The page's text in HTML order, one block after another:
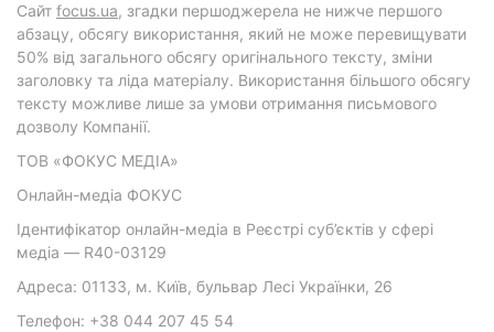
Cайт focus.ua, згадки першоджерела не нижче першого
абзацу, обсягу використання, який не може перевищувати
50% від загального обсягу оригінального тексту, зміни
заголовку та ліда матеріалу. Використання більшого обсягу
тексту можливе лише за умови отримання письмового
дозволу Компанії.
ТОВ «ФОКУС МЕДІА»
Онлайн-медіа ФОКУС
Ідентифікатор онлайн-медіа в Реєстрі суб’єктів у сфері
медіа — R40-03129
Адреса: 01133, м. Київ, бульвар Лесі Українки, 26
Телефон: +38 044 207 45 54